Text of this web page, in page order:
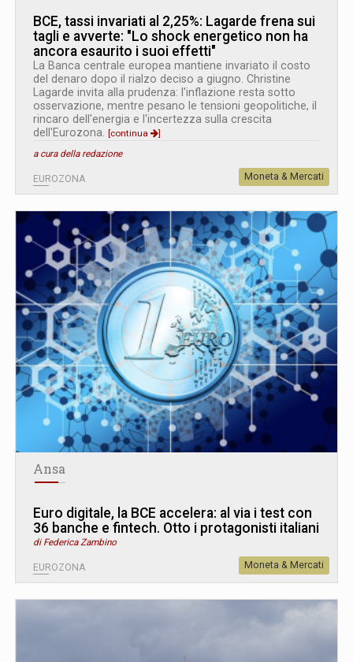
BCE, tassi invariati al 2,25%: Lagarde frena sui
tagli e avverte: "Lo shock energetico non ha
ancora esaurito i suoi effetti"
La Banca centrale europea mantiene invariato il costo
del denaro dopo il rialzo deciso a giugno. Christine
Lagarde invita alla prudenza: l'inflazione resta sotto
osservazione, mentre pesano le tensioni geopolitiche, il
rincaro dell'energia e l'incertezza sulla crescita
dell'Eurozona. [continua
]
a cura della redazione
EUROZONA Moneta & Mercati
Ansa
Euro digitale, la BCE accelera: al via i test con
36 banche e fintech. Otto i protagonisti italiani
di Federica Zambino
EUROZONA Moneta & Mercati